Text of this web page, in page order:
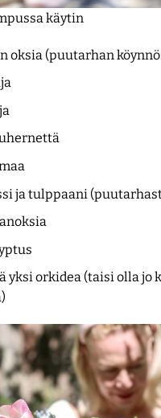
käytin
oksia (puutarhan
ja tulppaani
yksi orkidea (taisi olla jo